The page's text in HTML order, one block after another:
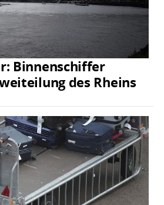
Binnenschiffer
des Rheins